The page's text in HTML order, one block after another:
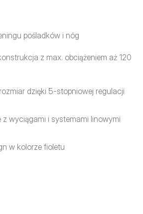
pośladków i nóg
z max. obciążeniem aż 120
dzięki 5-stopniowej regulacji
z wyciągami i systemami linowymi
w kolorze fioletu